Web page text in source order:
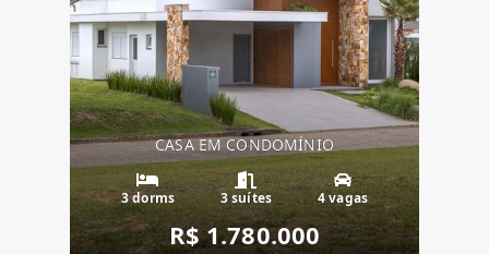
CASA EM CONDOMÍNIO
3 dorms 3 suítes 4 vagas
R$ 1.780.000